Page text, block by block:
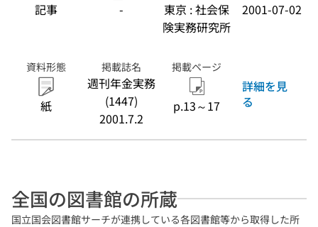
記事 -
東京 : 社会保
険実務研究所
2001-07-02
資料形態
紙
掲載誌名
週刊年金実務
(1447)
2001.7.2
掲載ページ
p.13～17
詳細を見
る
全国の図書館の所蔵
国立国会図書館サーチが連携している各図書館等から取得した所